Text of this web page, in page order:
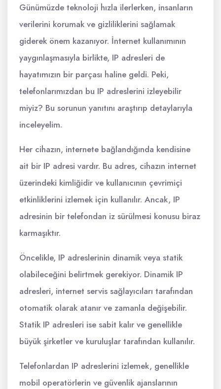
Günümüzde teknoloji hızla ilerlerken, insanların
verilerini korumak ve gizliliklerini sağlamak
giderek önem kazanıyor. İnternet kullanımının
yaygınlaşmasıyla birlikte, IP adresleri de
hayatımızın bir parçası haline geldi. Peki,
telefonlarımızdan bu IP adreslerini izleyebilir
miyiz? Bu sorunun yanıtını araştırıp detaylarıyla
inceleyelim.
Her cihazın, internete bağlandığında kendisine
ait bir IP adresi vardır. Bu adres, cihazın internet
üzerindeki kimliğidir ve kullanıcının çevrimiçi
etkinliklerini izlemek için kullanılır. Ancak, IP
adresinin bir telefondan iz sürülmesi konusu biraz
karmaşıktır.
Öncelikle, IP adreslerinin dinamik veya statik
olabileceğini belirtmek gerekiyor. Dinamik IP
adresleri, internet servis sağlayıcıları tarafından
otomatik olarak atanır ve zamanla değişebilir.
Statik IP adresleri ise sabit kalır ve genellikle
büyük şirketler ve kuruluşlar tarafından kullanılır.
Telefonlardan IP adreslerini izlemek, genellikle
mobil operatörlerin ve güvenlik ajanslarının